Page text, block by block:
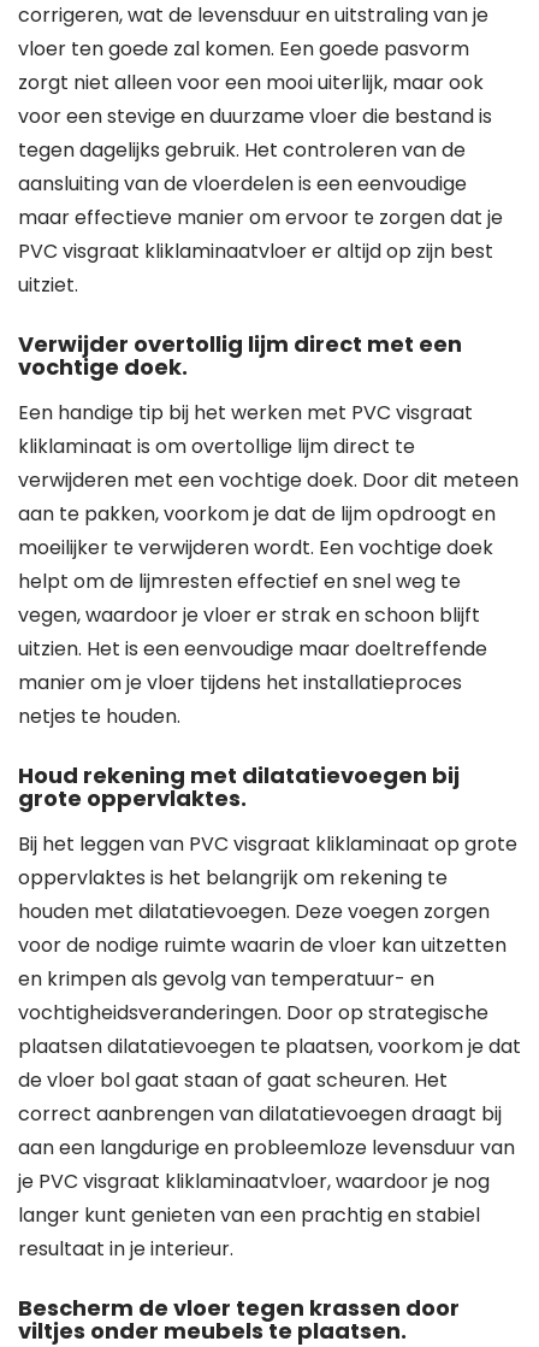
corrigeren, wat de levensduur en uitstraling van je
vloer ten goede zal komen. Een goede pasvorm
zorgt niet alleen voor een mooi uiterlijk, maar ook
voor een stevige en duurzame vloer die bestand is
tegen dagelijks gebruik. Het controleren van de
aansluiting van de vloerdelen is een eenvoudige
maar effectieve manier om ervoor te zorgen dat je
PVC visgraat kliklaminaatvloer er altijd op zijn best
uitziet.
Verwijder overtollig lijm direct met een
vochtige doek.
Een handige tip bij het werken met PVC visgraat
kliklaminaat is om overtollige lijm direct te
verwijderen met een vochtige doek. Door dit meteen
aan te pakken, voorkom je dat de lijm opdroogt en
moeilijker te verwijderen wordt. Een vochtige doek
helpt om de lijmresten effectief en snel weg te
vegen, waardoor je vloer er strak en schoon blijft
uitzien. Het is een eenvoudige maar doeltreffende
manier om je vloer tijdens het installatieproces
netjes te houden.
Houd rekening met dilatatievoegen bij
grote oppervlaktes.
Bij het leggen van PVC visgraat kliklaminaat op grote
oppervlaktes is het belangrijk om rekening te
houden met dilatatievoegen. Deze voegen zorgen
voor de nodige ruimte waarin de vloer kan uitzetten
en krimpen als gevolg van temperatuur- en
vochtigheidsveranderingen. Door op strategische
plaatsen dilatatievoegen te plaatsen, voorkom je dat
de vloer bol gaat staan of gaat scheuren. Het
correct aanbrengen van dilatatievoegen draagt bij
aan een langdurige en probleemloze levensduur van
je PVC visgraat kliklaminaatvloer, waardoor je nog
langer kunt genieten van een prachtig en stabiel
resultaat in je interieur.
Bescherm de vloer tegen krassen door
viltjes onder meubels te plaatsen.